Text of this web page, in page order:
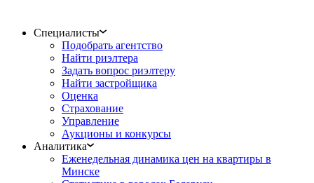
Специалисты
Подобрать агентство
Найти риэлтера
Задать вопрос риэлтеру
Найти застройщика
Оценка
Страхование
Управление
Аукционы и конкурсы
Аналитика
Еженедельная динамика цен на квартиры в
Минске